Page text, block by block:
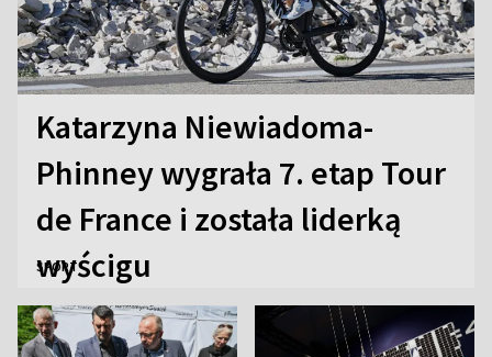
Katarzyna Niewiadoma-
Phinney wygrała 7. etap Tour
de France i została liderką
wyścigu
SPORT